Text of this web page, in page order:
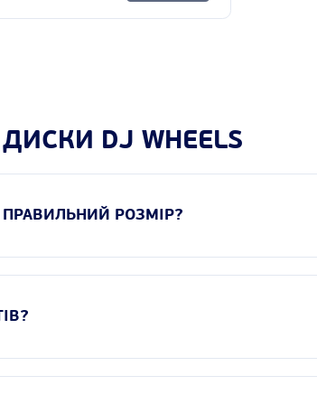
DJ WHEELS
ПРАВИЛЬНИЙ РОЗМІР?